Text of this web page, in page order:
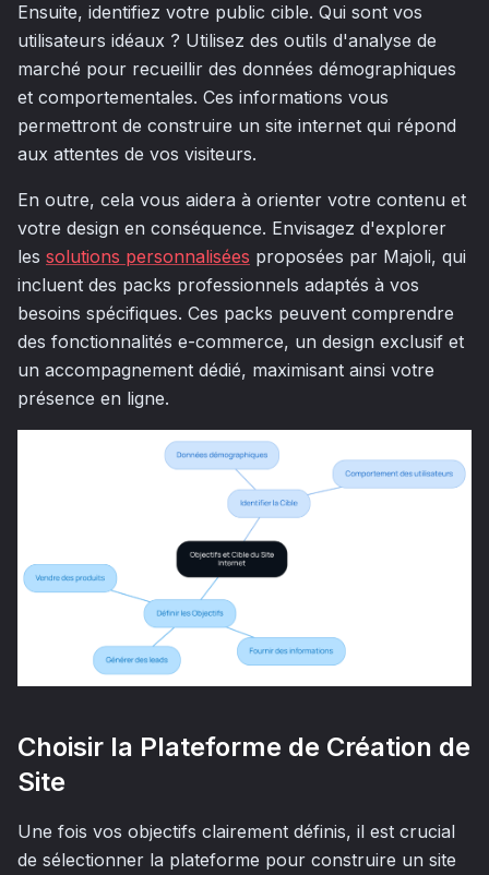
Ensuite, identifiez votre public cible. Qui sont vos
utilisateurs idéaux ? Utilisez des outils d'analyse de
marché pour recueillir des données démographiques
et comportementales. Ces informations vous
permettront de construire un site internet qui répond
aux attentes de vos visiteurs.
En outre, cela vous aidera à orienter votre contenu et
votre design en conséquence. Envisagez d'explorer
les solutions personnalisées proposées par Majoli, qui
incluent des packs professionnels adaptés à vos
besoins spécifiques. Ces packs peuvent comprendre
des fonctionnalités e-commerce, un design exclusif et
un accompagnement dédié, maximisant ainsi votre
présence en ligne.
Choisir la Plateforme de Création de
Site
Une fois vos objectifs clairement définis, il est crucial
de sélectionner la plateforme pour construire un site